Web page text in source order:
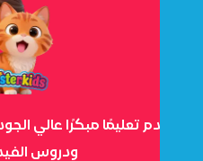
نقدم تعليمًا مبكرًا عالي
ودروس